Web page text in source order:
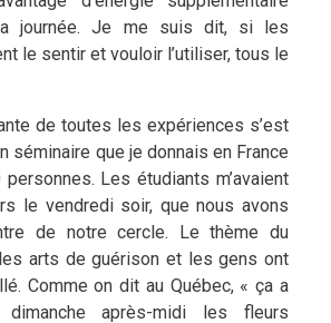
journée. Je me suis dit, si les
le sentir et vouloir l’utiliser, tous le
de toutes les expériences s’est
séminaire que je donnais en France
Les étudiants m’avaient
le vendredi soir, que nous avons
de notre cercle. Le thème du
arts de guérison et les gens ont
Comme on dit au Québec, « ça a
après-midi les fleurs